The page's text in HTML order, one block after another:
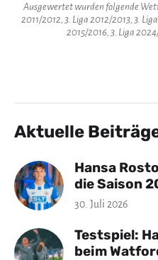
Ausgewertet wurden folgende
2011/2012, 3. Liga 2012/2013, 3.
2015/2016, 3. Liga
Aktuelle
Hansa
die Saison
30. Juli 2026
Testspiel:
beim